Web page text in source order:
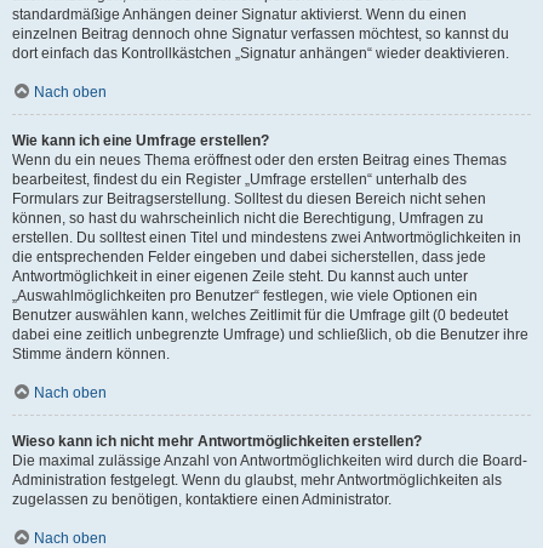
standardmäßige Anhängen deiner Signatur aktivierst. Wenn du einen
einzelnen Beitrag dennoch ohne Signatur verfassen möchtest, so kannst du
dort einfach das Kontrollkästchen „Signatur anhängen“ wieder deaktivieren.
Nach oben
Wie kann ich eine Umfrage erstellen?
Wenn du ein neues Thema eröffnest oder den ersten Beitrag eines Themas
bearbeitest, findest du ein Register „Umfrage erstellen“ unterhalb des
Formulars zur Beitragserstellung. Solltest du diesen Bereich nicht sehen
können, so hast du wahrscheinlich nicht die Berechtigung, Umfragen zu
erstellen. Du solltest einen Titel und mindestens zwei Antwortmöglichkeiten in
die entsprechenden Felder eingeben und dabei sicherstellen, dass jede
Antwortmöglichkeit in einer eigenen Zeile steht. Du kannst auch unter
„Auswahlmöglichkeiten pro Benutzer“ festlegen, wie viele Optionen ein
Benutzer auswählen kann, welches Zeitlimit für die Umfrage gilt (0 bedeutet
dabei eine zeitlich unbegrenzte Umfrage) und schließlich, ob die Benutzer ihre
Stimme ändern können.
Nach oben
Wieso kann ich nicht mehr Antwortmöglichkeiten erstellen?
Die maximal zulässige Anzahl von Antwortmöglichkeiten wird durch die Board-
Administration festgelegt. Wenn du glaubst, mehr Antwortmöglichkeiten als
zugelassen zu benötigen, kontaktiere einen Administrator.
Nach oben